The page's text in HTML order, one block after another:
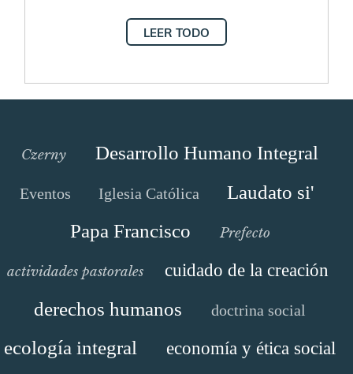
LEER TODO
Czerny Desarrollo Humano Integral
Eventos Iglesia Católica
Laudato si'
Papa Francisco
Prefecto
actividades pastorales cuidado de la creación
derechos humanos doctrina social
ecología integral economía y ética social